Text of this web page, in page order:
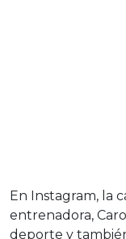
En Instagram, la
entrenadora,
deporte y